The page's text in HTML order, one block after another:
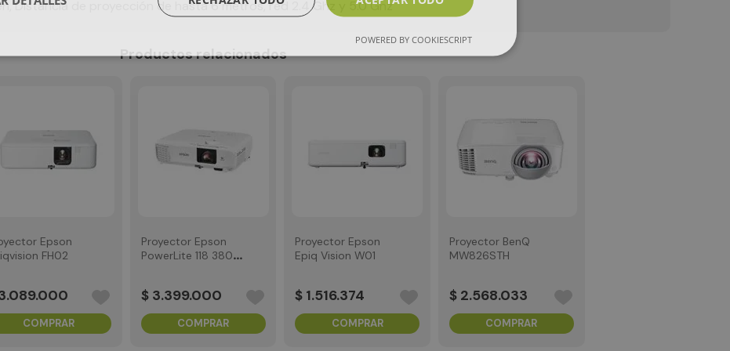
Distancia de proyección de hasta 6 metros, red 2.4 Ghz y 5.0 Ghz
Productos relacionados
Epson
FH02
.089.000
COMPRAR
Proyector Epson
PowerLite 118 3800
$ 3.399.000
COMPRAR
Proyector Epson
Epiq Vision W01
$ 1.516.374
COMPRAR
Proyector BenQ
MW826STH
$ 2.568.033
COMPRAR
POWERED BY COOKIESCRIPT